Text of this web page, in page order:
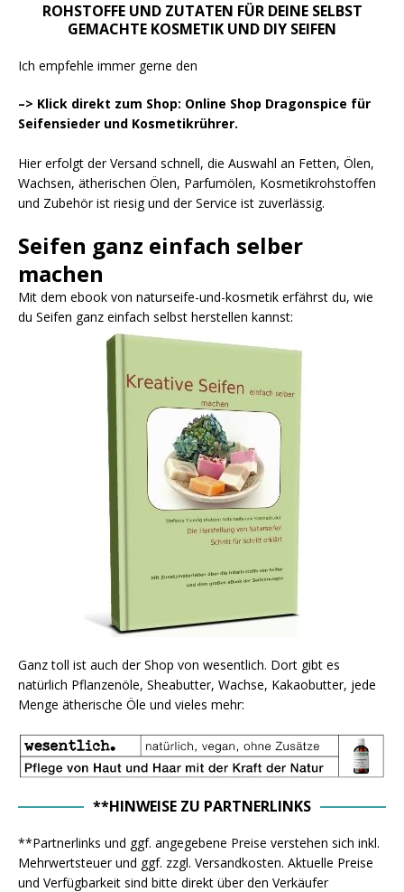
ROHSTOFFE UND ZUTATEN FÜR DEINE SELBST
GEMACHTE KOSMETIK UND DIY SEIFEN
Ich empfehle immer gerne den
–> Klick direkt zum Shop: Online Shop Dragonspice für
Seifensieder und Kosmetikrührer.
Hier erfolgt der Versand schnell, die Auswahl an Fetten, Ölen,
Wachsen, ätherischen Ölen, Parfumölen, Kosmetikrohstoffen
und Zubehör ist riesig und der Service ist zuverlässig.
Seifen ganz einfach selber
machen
Mit dem ebook von naturseife-und-kosmetik erfährst du, wie
du Seifen ganz einfach selbst herstellen kannst:
Ganz toll ist auch der Shop von wesentlich. Dort gibt es
natürlich Pflanzenöle, Sheabutter, Wachse, Kakaobutter, jede
Menge ätherische Öle und vieles mehr:
**HINWEISE ZU PARTNERLINKS
**Partnerlinks und ggf. angegebene Preise verstehen sich inkl.
Mehrwertsteuer und ggf. zzgl. Versandkosten. Aktuelle Preise
und Verfügbarkeit sind bitte direkt über den Verkäufer